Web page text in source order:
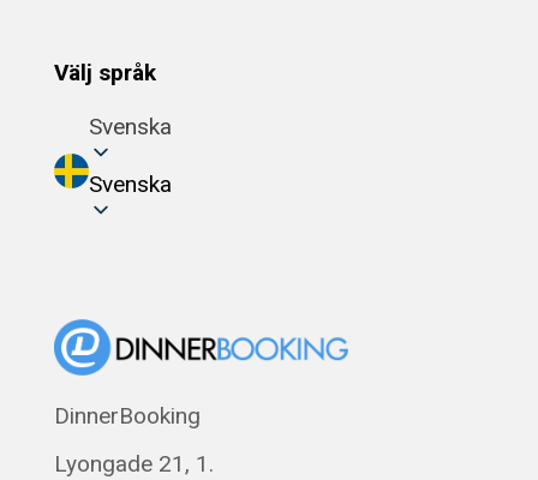
Välj språk
Svenska
Svenska
DinnerBooking
Lyongade 21, 1.